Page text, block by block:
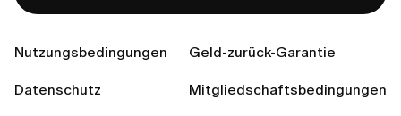
Nutzungsbedingungen Geld-zurück-Garantie
Datenschutz Mitgliedschaftsbedingungen
Wie kann ich einen Artikel zurückgeben, der nicht
Muss ich für den Rückversand bezahlen?
In welche Länder liefern wir?